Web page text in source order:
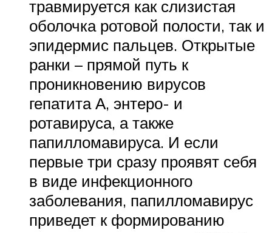
травмируется как слизистая
оболочка ротовой полости, так и
эпидермис пальцев. Открытые
ранки – прямой путь к
проникновению вирусов
гепатита А, энтеро- и
ротавируса, а также
папилломавируса. И если
первые три сразу проявят себя
в виде инфекционного
заболевания, папилломавирус
приведет к формированию